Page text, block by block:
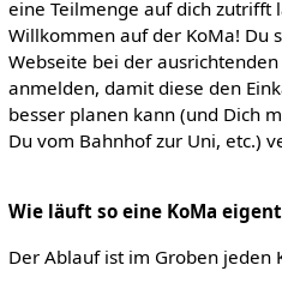
eine Teilmenge auf dich zutrifft
Willkommen auf der KoMa! Du
Webseite bei der
anmelden, damit diese den
besser planen kann (und Dich
Du vom Bahnhof zur Uni, etc.)
Wie läuft so eine KoMa
Der Ablauf ist im Groben jeden